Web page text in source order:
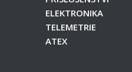
ELEKTRONIKA
TELEMETRIE
ATEX